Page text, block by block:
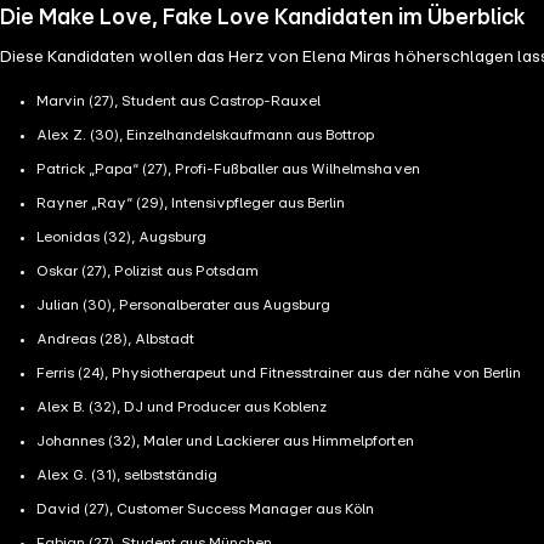
Die Make Love, Fake Love Kandidaten im Überblick
Diese Kandidaten wollen das Herz von Elena Miras höherschlagen
Marvin (27), Student aus Castrop-Rauxel
Alex Z. (30), Einzelhandelskaufmann aus Bottrop
Patrick „Papa“ (27), Profi-Fußballer aus Wilhelmshaven
Rayner „Ray“ (29), Intensivpfleger aus Berlin
Leonidas (32), Augsburg
Oskar (27), Polizist aus Potsdam
Julian (30), Personalberater aus Augsburg
Andreas (28), Albstadt
Ferris (24), Physiotherapeut und Fitnesstrainer aus der nähe von Berlin
Alex B. (32), DJ und Producer aus Koblenz
Johannes (32), Maler und Lackierer aus Himmelpforten
Alex G. (31), selbstständig
David (27), Customer Success Manager aus Köln